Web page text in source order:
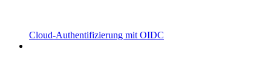
Cloud-Authentifizierung mit OIDC